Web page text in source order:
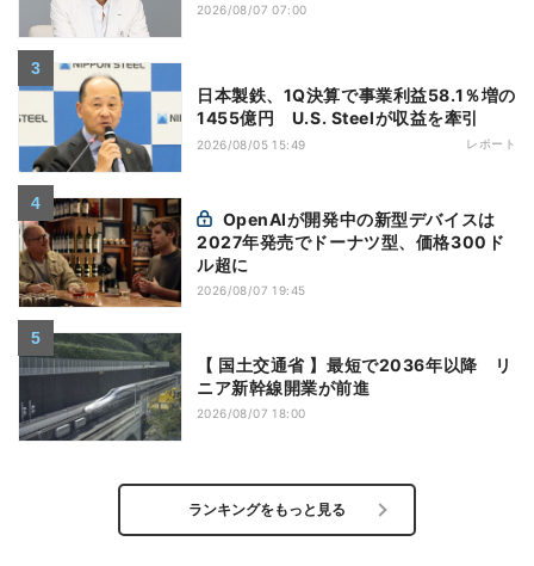
2026/08/07 07:00
日本製鉄、1Q決算で事業利益58.1％増の
1455億円 U.S. Steelが収益を牽引
2026/08/05 15:49 レポート
2027年発売でドーナツ型、価格300ド
ル超に
2026/08/07 19:45
【 国土交通省 】最短で2036年以降 リ
ニア新幹線開業が前進
2026/08/07 18:00
ランキングをもっと見る